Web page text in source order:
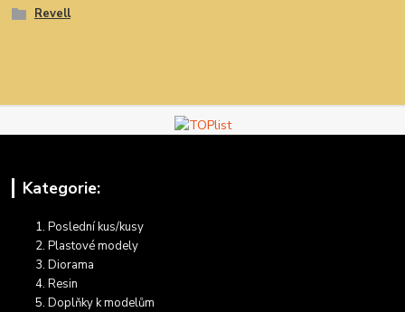
Revell
Kategorie:
Poslední kus/kusy
Plastové modely
Diorama
Resin
Doplňky k modelům